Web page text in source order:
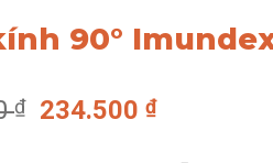
90° Imundex
₫
Giá
234.500₫Giá